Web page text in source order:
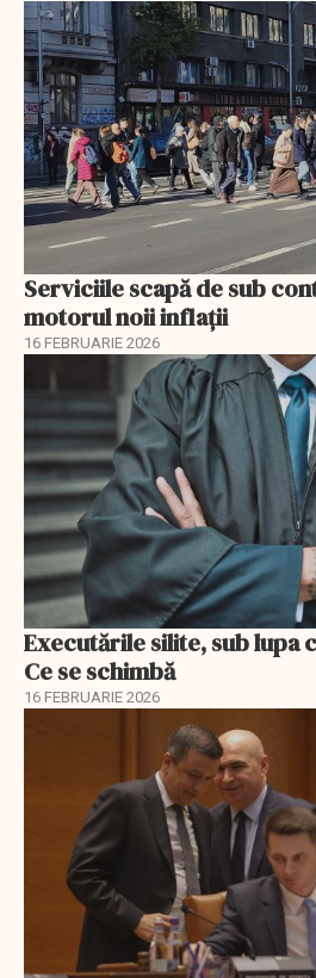
Serviciile scapă de sub
motorul noii inflații
16 FEBRUARIE 2026
Executările silite, sub
Ce se schimbă
16 FEBRUARIE 2026